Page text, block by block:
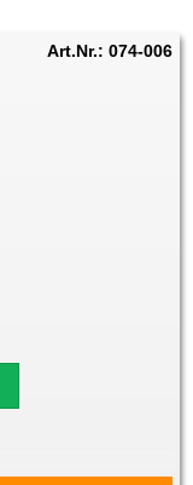
Art.Nr.: 074-006